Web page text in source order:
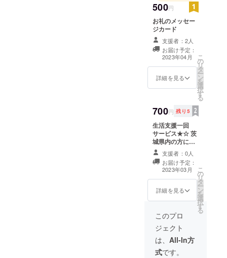
500円
お礼のメッセー
ジカード
支援者：2人
お届け予定：
2023年04月
詳細を見る
こ
の
リ
タ
ー
ン
を
選
択
す
る
700円 残り5
生活支援一回
サービス★☆ 茨
城県内の方に限
ります。 ３月１
９日以降の営業
時間９時〜17時
にお電話でお問
い合わせ下さ
い。よろしくお
※車いす対応の車
両による移動支
援は、お受けで
きません。申し
訳ございませ
ん。
支援者：0人
お届け予定：
2023年03月
詳細を見る
こ
の
リ
タ
ー
ン
を
選
択
す
る
このプロ
ジェクト
は、 All-In方
式です。